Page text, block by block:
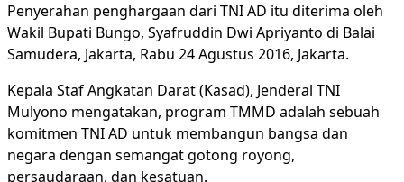
Penyerahan penghargaan dari TNI AD itu diterima oleh
Wakil Bupati Bungo, Syafruddin Dwi Apriyanto di Balai
Samudera, Jakarta, Rabu 24 Agustus 2016, Jakarta.
Kepala Staf Angkatan Darat (Kasad), Jenderal TNI
Mulyono mengatakan, program TMMD adalah sebuah
komitmen TNI AD untuk membangun bangsa dan
negara dengan semangat gotong royong,
persaudaraan, dan kesatuan.